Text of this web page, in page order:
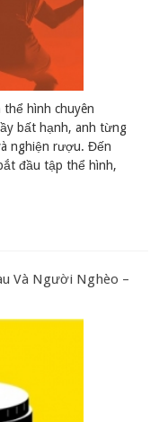
thể hình chuyên
bất hạnh, anh từng
nghiện rượu. Đến
đầu tập thể hình,
Và Người Nghèo –